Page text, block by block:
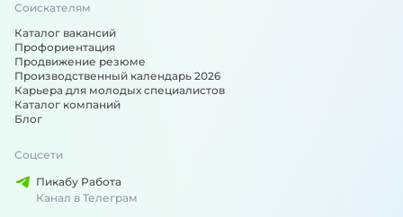
Соискателям
Каталог вакансий
Профориентация
Продвижение резюме
Производственный календарь 2026
Карьера для молодых специалистов
Каталог компаний
Блог
Соцсети
Пикабу Работа
Канал в Телеграм